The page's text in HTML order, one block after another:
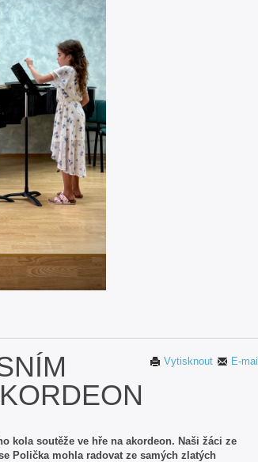
E-mail
Vytisknout
kola soutěže ve hře na akordeon. Naši žáci ze
Polička mohla radovat ze samých zlatých